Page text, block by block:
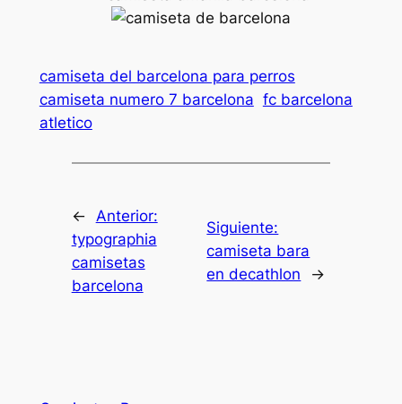
camiseta del barcelona para perros
camiseta numero 7 barcelona fc barcelona
atletico
←
Anterior:
typographia
camisetas
barcelona
Siguiente:
camiseta bara
en decathlon
→